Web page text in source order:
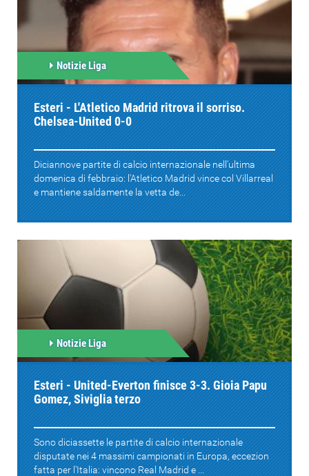
Notizie Liga
Esteri - L'Atletico Madrid ritrova il sorriso.
Chelsea-United 0-0
Diciannove partite di calcio internazionale nell'ultima
domenica di febbraio: l'Atletico Madrid vince col Villarreal
e mantiene saldamente la vetta de...
Notizie Liga
Esteri - United-Everton finisce 3-3. Gioia Papu
Gomez, Siviglia terzo
Sono diciassette le partite di calcio internazionale
disputate nei 4 massimi campionati in Europa, eccezion
fatta per l'Italia: vincono Real Madrid e ...